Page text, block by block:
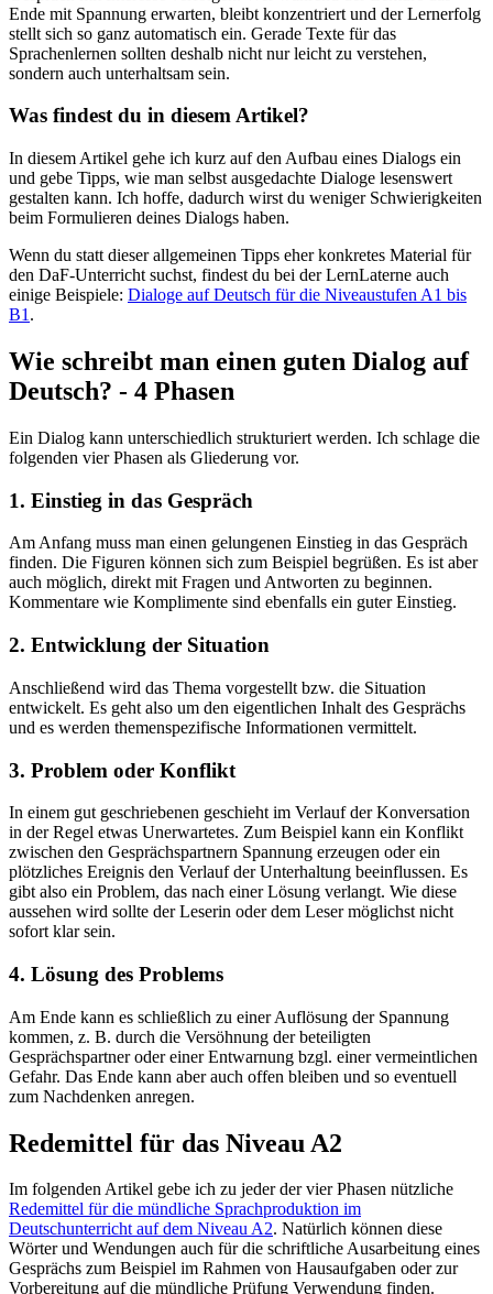
Ende mit Spannung erwarten, bleibt konzentriert und der Lernerfolg
stellt sich so ganz automatisch ein. Gerade Texte für das
Sprachenlernen sollten deshalb nicht nur leicht zu verstehen,
sondern auch unterhaltsam sein.
Was findest du in diesem Artikel?
In diesem Artikel gehe ich kurz auf den Aufbau eines Dialogs ein
und gebe Tipps, wie man selbst ausgedachte Dialoge lesenswert
gestalten kann. Ich hoffe, dadurch wirst du weniger Schwierigkeiten
beim Formulieren deines Dialogs haben.
Wenn du statt dieser allgemeinen Tipps eher konkretes Material für
den DaF-Unterricht suchst, findest du bei der LernLaterne auch
einige Beispiele: Dialoge auf Deutsch für die Niveaustufen A1 bis
B1 .
Wie schreibt man einen guten Dialog auf
Deutsch? - 4 Phasen
Ein Dialog kann unterschiedlich strukturiert werden. Ich schlage die
folgenden vier Phasen als Gliederung vor.
1. Einstieg in das Gespräch
Am Anfang muss man einen gelungenen Einstieg in das Gespräch
finden. Die Figuren können sich zum Beispiel begrüßen. Es ist aber
auch möglich, direkt mit Fragen und Antworten zu beginnen.
Kommentare wie Komplimente sind ebenfalls ein guter Einstieg.
2. Entwicklung der Situation
Anschließend wird das Thema vorgestellt bzw. die Situation
entwickelt. Es geht also um den eigentlichen Inhalt des Gesprächs
und es werden themenspezifische Informationen vermittelt.
3. Problem oder Konflikt
In einem gut geschriebenen geschieht im Verlauf der Konversation
in der Regel etwas Unerwartetes. Zum Beispiel kann ein Konflikt
zwischen den Gesprächspartnern Spannung erzeugen oder ein
plötzliches Ereignis den Verlauf der Unterhaltung beeinflussen. Es
gibt also ein Problem, das nach einer Lösung verlangt. Wie diese
aussehen wird sollte der Leserin oder dem Leser möglichst nicht
sofort klar sein.
4. Lösung des Problems
Am Ende kann es schließlich zu einer Auflösung der Spannung
kommen, z. B. durch die Versöhnung der beteiligten
Gesprächspartner oder einer Entwarnung bzgl. einer vermeintlichen
Gefahr. Das Ende kann aber auch offen bleiben und so eventuell
zum Nachdenken anregen.
Redemittel für das Niveau A2
Im folgenden Artikel gebe ich zu jeder der vier Phasen nützliche
Redemittel für die mündliche Sprachproduktion im
Deutschunterricht auf dem Niveau A2. Natürlich können diese
Wörter und Wendungen auch für die schriftliche Ausarbeitung eines
Gesprächs zum Beispiel im Rahmen von Hausaufgaben oder zur
Vorbereitung auf die mündliche Prüfung Verwendung finden.